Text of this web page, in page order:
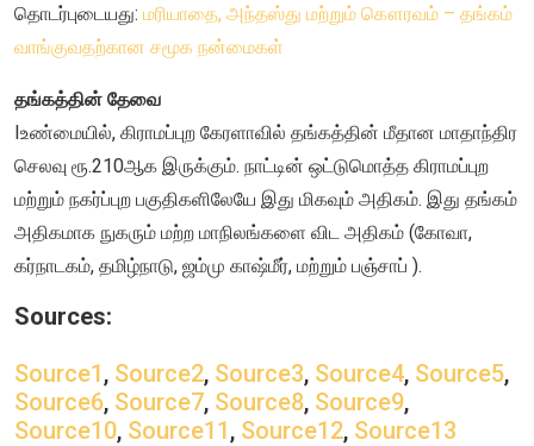
தொடர்புடையது: மரியாதை, அந்தஸ்து மற்றும் கௌரவம் – தங்கம்
வாங்குவதற்கான சமூக நன்மைகள்
தங்கத்தின் தேவை
Iஉண்மையில், கிராமப்புற கேரளாவில் தங்கத்தின் மீதான மாதாந்திர
செலவு ரூ.210ஆக இருக்கும். நாட்டின் ஒட்டுமொத்த கிராமப்புற
மற்றும் நகர்ப்புற பகுதிகளிலேயே இது மிகவும் அதிகம். இது தங்கம்
அதிகமாக நுகரும் மற்ற மாநிலங்களை விட அதிகம் (கோவா,
கர்நாடகம், தமிழ்நாடு, ஜம்மு காஷ்மீர், மற்றும் பஞ்சாப் ).
Sources:
Source1, Source2, Source3, Source4, Source5,
Source6, Source7, Source8, Source9,
Source10, Source11, Source12, Source13